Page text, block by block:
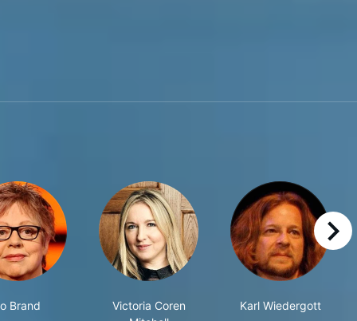
Brand
Victoria Coren
Karl Wiedergott
right